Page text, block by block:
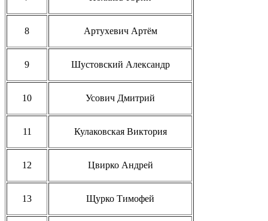
8 Артухевич Артём
9 Шустовский Александр
10 Усович Дмитрий
11 Кулаковская Виктория
12 Цвирко Андрей
13 Щурко Тимофей